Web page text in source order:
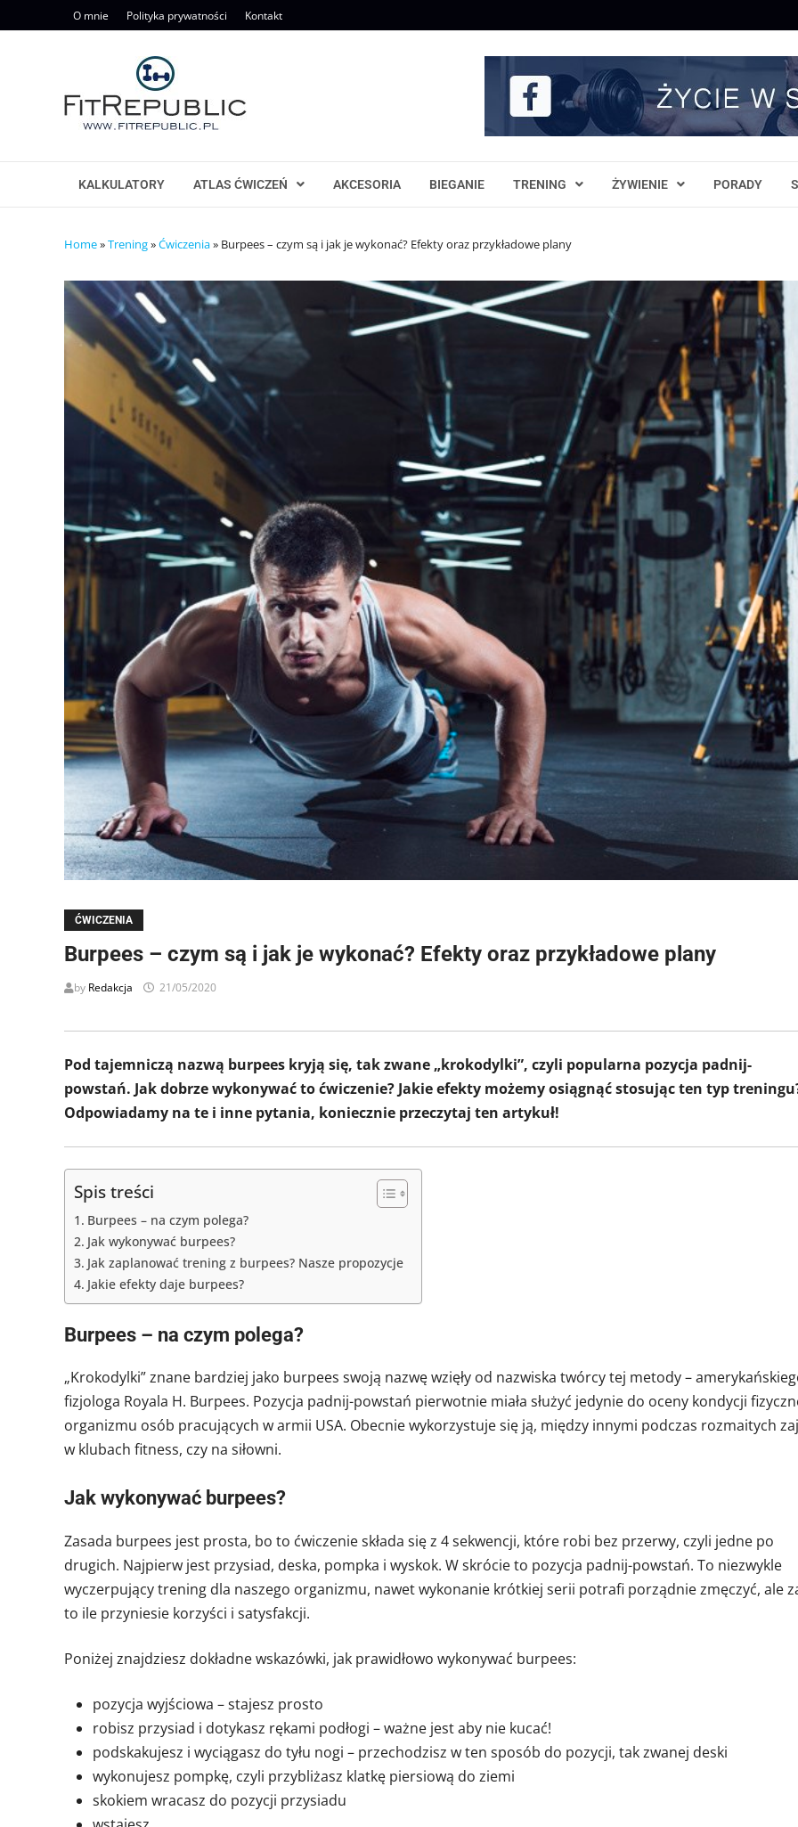
to
O mnie Polityka prywatności Kontakt
KALKULATORY ATLAS ĆWICZEŃ AKCESORIA BIEGANIE TRENING ŻYWIENIE PORADY
Home»Trening»Ćwiczenia» Burpees – czym są i jak je wykonać? Efekty oraz przykładowe plany
ĆWICZENIA
Burpees – czym są i jak je wykonać? Efekty oraz przykładowe plany
by Redakcja 21/05/2020
Pod tajemniczą nazwą burpees kryją się, tak zwane „krokodylki”, czyli popularna pozycja padnij-
powstań. Jak dobrze wykonywać to ćwiczenie? Jakie efekty możemy osiągnąć stosując ten typ
Odpowiadamy na te i inne pytania, koniecznie przeczytaj ten artykuł!
Spis treści
Burpees – na czym polega?
Jak wykonywać burpees?
Jak zaplanować trening z burpees? Nasze propozycje
Jakie efekty daje burpees?
Burpees – na czym polega?
„Krokodylki” znane bardziej jako burpees swoją nazwę wzięły od nazwiska twórcy tej metody –
fizjologa Royala H. Burpees. Pozycja padnij-powstań pierwotnie miała służyć jedynie do oceny kondycji
organizmu osób pracujących w armii USA. Obecnie wykorzystuje się ją, między innymi podczas rozmaitych
w klubach fitness, czy na siłowni.
Jak wykonywać burpees?
Zasada burpees jest prosta, bo to ćwiczenie składa się z 4 sekwencji, które robi bez przerwy, czyli jedne po
drugich. Najpierw jest przysiad, deska, pompka i wyskok. W skrócie to pozycja padnij-powstań. To niezwykle
wyczerpujący trening dla naszego organizmu, nawet wykonanie krótkiej serii potrafi porządnie zmęczyć, ale
to ile przyniesie korzyści i satysfakcji.
Poniżej znajdziesz dokładne wskazówki, jak prawidłowo wykonywać burpees:
pozycja wyjściowa – stajesz prosto
robisz przysiad i dotykasz rękami podłogi – ważne jest aby nie kucać!
podskakujesz i wyciągasz do tyłu nogi – przechodzisz w ten sposób do pozycji, tak zwanej deski
wykonujesz pompkę, czyli przybliżasz klatkę piersiową do ziemi
skokiem wracasz do pozycji przysiadu